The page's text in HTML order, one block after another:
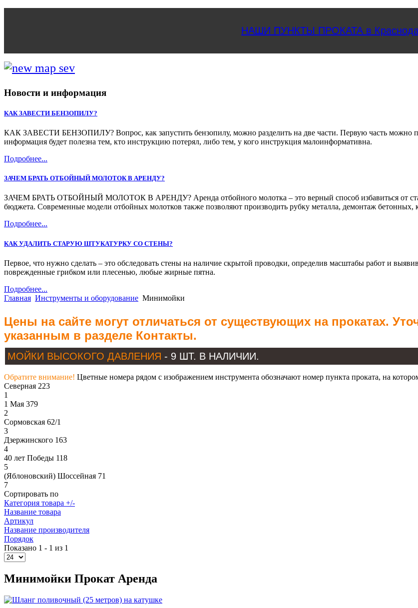
НАШИ ПУНКТЫ ПРОКАТА в
Новости и информация
КАК ЗАВЕСТИ БЕНЗОПИЛУ?
КАК ЗАВЕСТИ БЕНЗОПИЛУ? Вопрос, как запустить бензопилу, можно разделить на две части. Первую часть можно
информация будет полезна тем, кто инструкцию потерял, либо тем, у кого инструкция малоинформативна.
Подробнее...
ЗАЧЕМ БРАТЬ ОТБОЙНЫЙ МОЛОТОК В АРЕНДУ?
ЗАЧЕМ БРАТЬ ОТБОЙНЫЙ МОЛОТОК В АРЕНДУ? Аренда отбойного молотка – это верный способ избавиться от
бюджета. Современные модели отбойных молотков также позволяют производить рубку металла, демонтаж бетонных,
Подробнее...
КАК УДАЛИТЬ СТАРУЮ ШТУКАТУРКУ СО СТЕНЫ?
Первое, что нужно сделать – это обследовать стены на наличие скрытой проводки, определив масштабы работ и
поврежденные грибком или плесенью, любые жирные пятна.
Подробнее...
Главная Инструменты и оборудование Минимойки
Цены на сайте могут отличаться от существующих на прокатах.
указанным в разделе Контакты.
МОЙКИ ВЫСОКОГО ДАВЛЕНИЯ - 9 ШТ. В НАЛИЧИИ.
Обратите внимание! Цветные номера рядом с изображением инструмента обозначают номер пункта проката, на
Северная 223
1
1 Мая 379
2
Сормовская 62/1
3
Дзержинского 163
4
40 лет Победы 118
5
(Яблоновский) Шоссейная 71
7
Сортировать по
Категория товара +/-
Название товара
Артикул
Название производителя
Порядок
Показано 1 - 1 из 1
Минимойки Прокат Аренда